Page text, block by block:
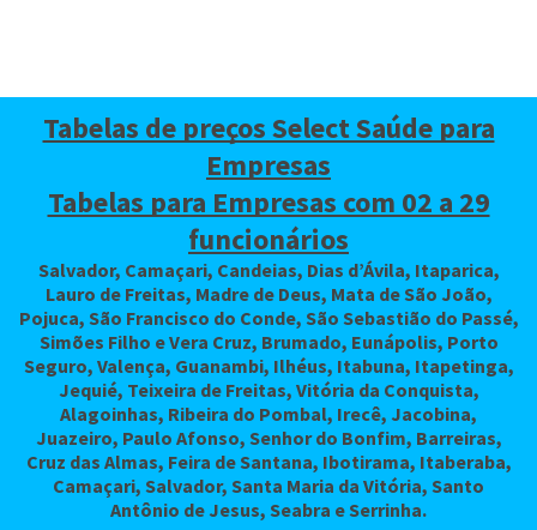
Tabelas de preços Select Saúde para
Empresas
Tabelas para Empresas com 02 a 29
funcionários
Salvador, Camaçari, Candeias, Dias d’Ávila, Itaparica,
Lauro de Freitas, Madre de Deus, Mata de São João,
Pojuca, São Francisco do Conde, São Sebastião do Passé,
Simões Filho e Vera Cruz, Brumado, Eunápolis, Porto
Seguro, Valença, Guanambi, Ilhéus, Itabuna, Itapetinga,
Jequié, Teixeira de Freitas, Vitória da Conquista,
Alagoinhas, Ribeira do Pombal, Irecê, Jacobina,
Juazeiro, Paulo Afonso, Senhor do Bonfim, Barreiras,
Cruz das Almas, Feira de Santana, Ibotirama, Itaberaba,
Camaçari, Salvador, Santa Maria da Vitória, Santo
Antônio de Jesus, Seabra e Serrinha.